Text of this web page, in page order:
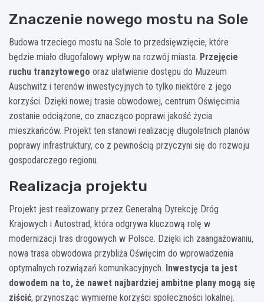
Znaczenie nowego mostu na Sole
Budowa trzeciego mostu na Sole to przedsięwzięcie, które
będzie miało długofalowy wpływ na rozwój miasta. Przejęcie
ruchu tranzytowego oraz ułatwienie dostępu do Muzeum
Auschwitz i terenów inwestycyjnych to tylko niektóre z jego
korzyści. Dzięki nowej trasie obwodowej, centrum Oświęcimia
zostanie odciążone, co znacząco poprawi jakość życia
mieszkańców. Projekt ten stanowi realizację długoletnich planów
poprawy infrastruktury, co z pewnością przyczyni się do rozwoju
gospodarczego regionu.
Realizacja projektu
Projekt jest realizowany przez Generalną Dyrekcję Dróg
Krajowych i Autostrad, która odgrywa kluczową rolę w
modernizacji tras drogowych w Polsce. Dzięki ich zaangażowaniu,
nowa trasa obwodowa przybliża Oświęcim do wprowadzenia
optymalnych rozwiązań komunikacyjnych. Inwestycja ta jest
dowodem na to, że nawet najbardziej ambitne plany mogą się
ziścić, przynosząc wymierne korzyści społeczności lokalnej.